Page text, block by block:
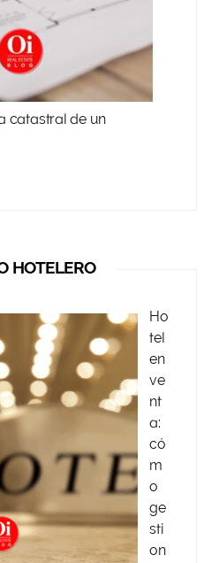
catastral de un
HOTELERO
Ho
tel
en
ve
nt
a:
có
m
o
ge
sti
on